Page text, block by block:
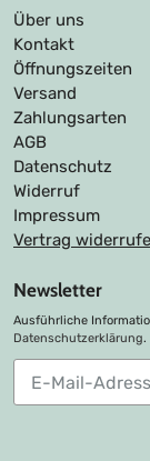
Über uns
Kontakt
Öffnungszeiten
Versand
Zahlungsarten
AGB
Datenschutz
Widerruf
Impressum
Vertrag
Newsletter
Ausführliche
Datenschutzerklärung.
unsere